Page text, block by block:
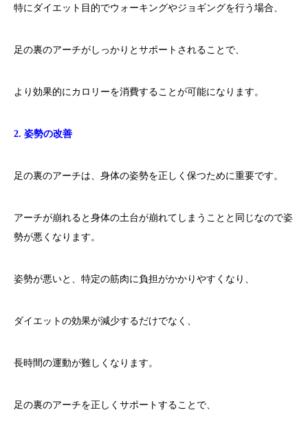
特にダイエット目的でウォーキングやジョギングを行う場合、
足の裏のアーチがしっかりとサポートされることで、
より効果的にカロリーを消費することが可能になります。
2. 姿勢の改善
足の裏のアーチは、身体の姿勢を正しく保つために重要です。
アーチが崩れると身体の土台が崩れてしまうことと同じなので姿
勢が悪くなります。
姿勢が悪いと、特定の筋肉に負担がかかりやすくなり、
ダイエットの効果が減少するだけでなく、
長時間の運動が難しくなります。
足の裏のアーチを正しくサポートすることで、